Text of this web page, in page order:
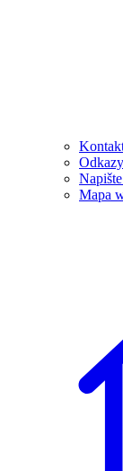
Odkazy
Mapa